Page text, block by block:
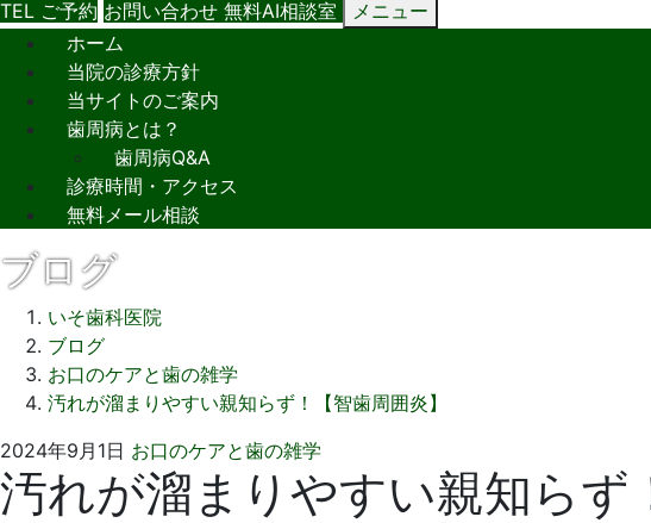
TEL ご予約 お問い合わせ 無料AI相談室
メニュー
ホーム
当院の診療方針
当サイトのご案内
歯周病とは？
歯周病Q&A
診療時間・アクセス
無料メール相談
ブログ
いそ歯科医院
ブログ
お口のケアと歯の雑学
汚れが溜まりやすい親知らず！【智歯周囲炎】
2024年9月1日 お口のケアと歯の雑学
年
7
そ
歯
汚れが溜まりやすい親知らず